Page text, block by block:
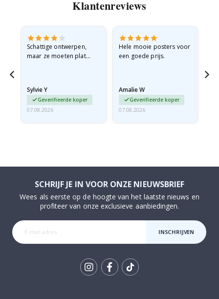
Klantenreviews
Schattige ontwerpen,
maar ze moeten plat
beetje…
Sylvie Y
Geverifieerde koper
07.08.2026
Hele mooie posters voor
een goede prijs.
Amalie W
Geverifieerde koper
07.08.2026
SCHRIJF JE IN VOOR ONZE NIEUWSBRIEF
Wees als eerste op de hoogte van het laatste nieuws en
profiteer van onze exclusieve aanbiedingen.
INSCHRIJVEN